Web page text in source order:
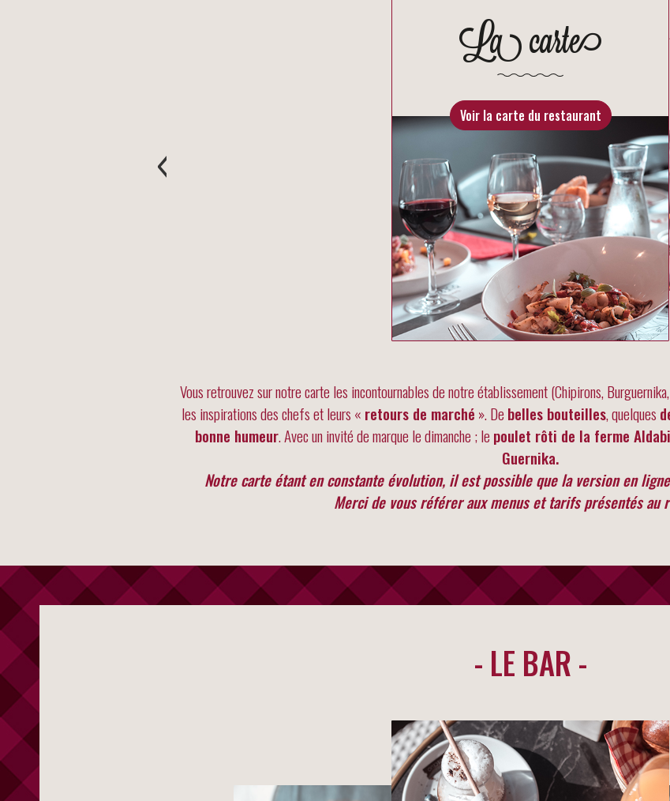
La carte
Voir la carte du restaurant
‹
Vous retrouvez sur notre carte les incontournables de notre établissement (Chipirons,
les inspirations des chefs et leurs « retours de marché ». De belles bouteilles, quelques
bonne humeur. Avec un invité de marque le dimanche ; le poulet rôti de la ferme
Guernika.
Notre carte étant en constante évolution, il est possible que la version en
Merci de vous référer aux menus et tarifs présentés au
- LE BAR -